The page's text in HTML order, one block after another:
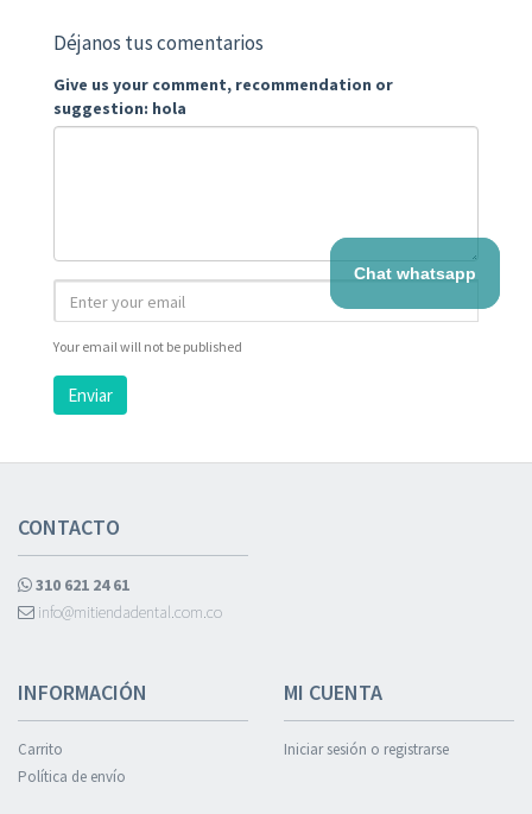
Déjanos tus comentarios
Give us your comment, recommendation or
suggestion: hola
Your email will not be published
Enviar
CONTACTO
310 621 24 61
info@mitiendadental.com.co
INFORMACIÓN
Carrito
Política de envío
MI CUENTA
Iniciar sesión o registrarse
Chat whatsapp